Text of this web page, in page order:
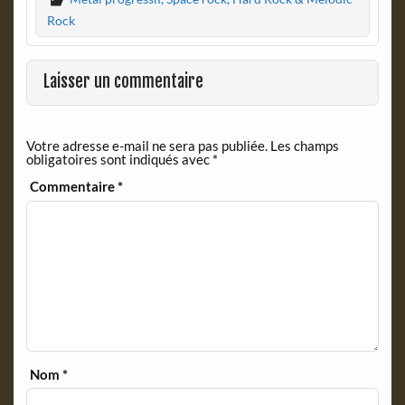
b
o
o
k
F
r
i
e
n
l
y
Rock
Laisser un commentaire
Votre adresse e-mail ne sera pas publiée. Les champs
obligatoires sont indiqués avec *
Commentaire*
Nom*